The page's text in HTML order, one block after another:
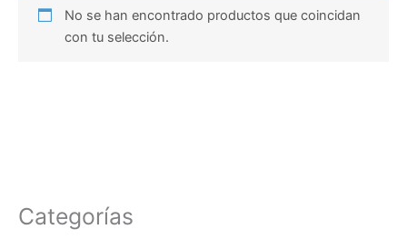
Categorías
No se han encontrado productos que coincidan
con tu selección.